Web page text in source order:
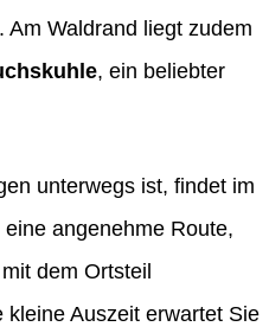
Waldrand liegt zudem
, ein beliebter
unterwegs ist, findet im
eine angenehme Route,
dem Ortsteil
Auszeit erwartet Sie